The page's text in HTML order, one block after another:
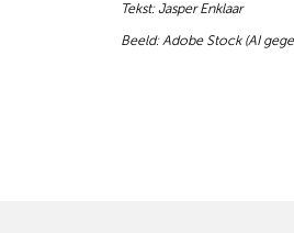
Tekst: Jasper Enklaar
Beeld: Adobe Stock (AI